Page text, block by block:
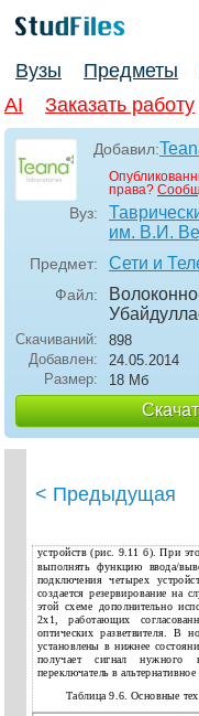
Вузы Предметы
AI
Заказать работу
Добавил:
права?
Вуз:
им. В.И.
Предмет: Сети и
Файл:
Скачиваний:
898
Добавлен:
24.05.2014
Размер:
18 Мб
< Предыдущая
устройств (рис. 9.11 б). При
выполнять функцию ввода/
подключения четырех
создается резервирование на
этой схеме дополнительно
2х1, работающих
оптических разветвителя. В
установлены в нижнее
получает сигнал нужного
переключатель в альтернативное
Таблица 9.6. Основные